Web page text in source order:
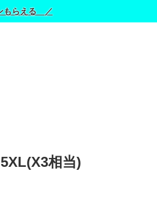
もらえる ／
5XL(X3相当)